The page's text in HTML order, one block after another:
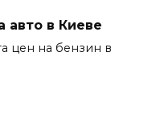
авто в Киеве
цен на бензин в